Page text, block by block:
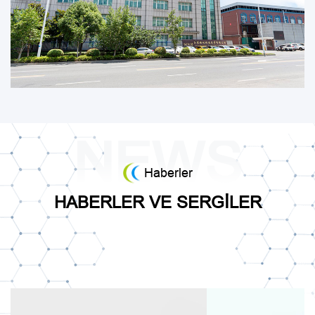
Haberler
HABERLER VE SERGILER